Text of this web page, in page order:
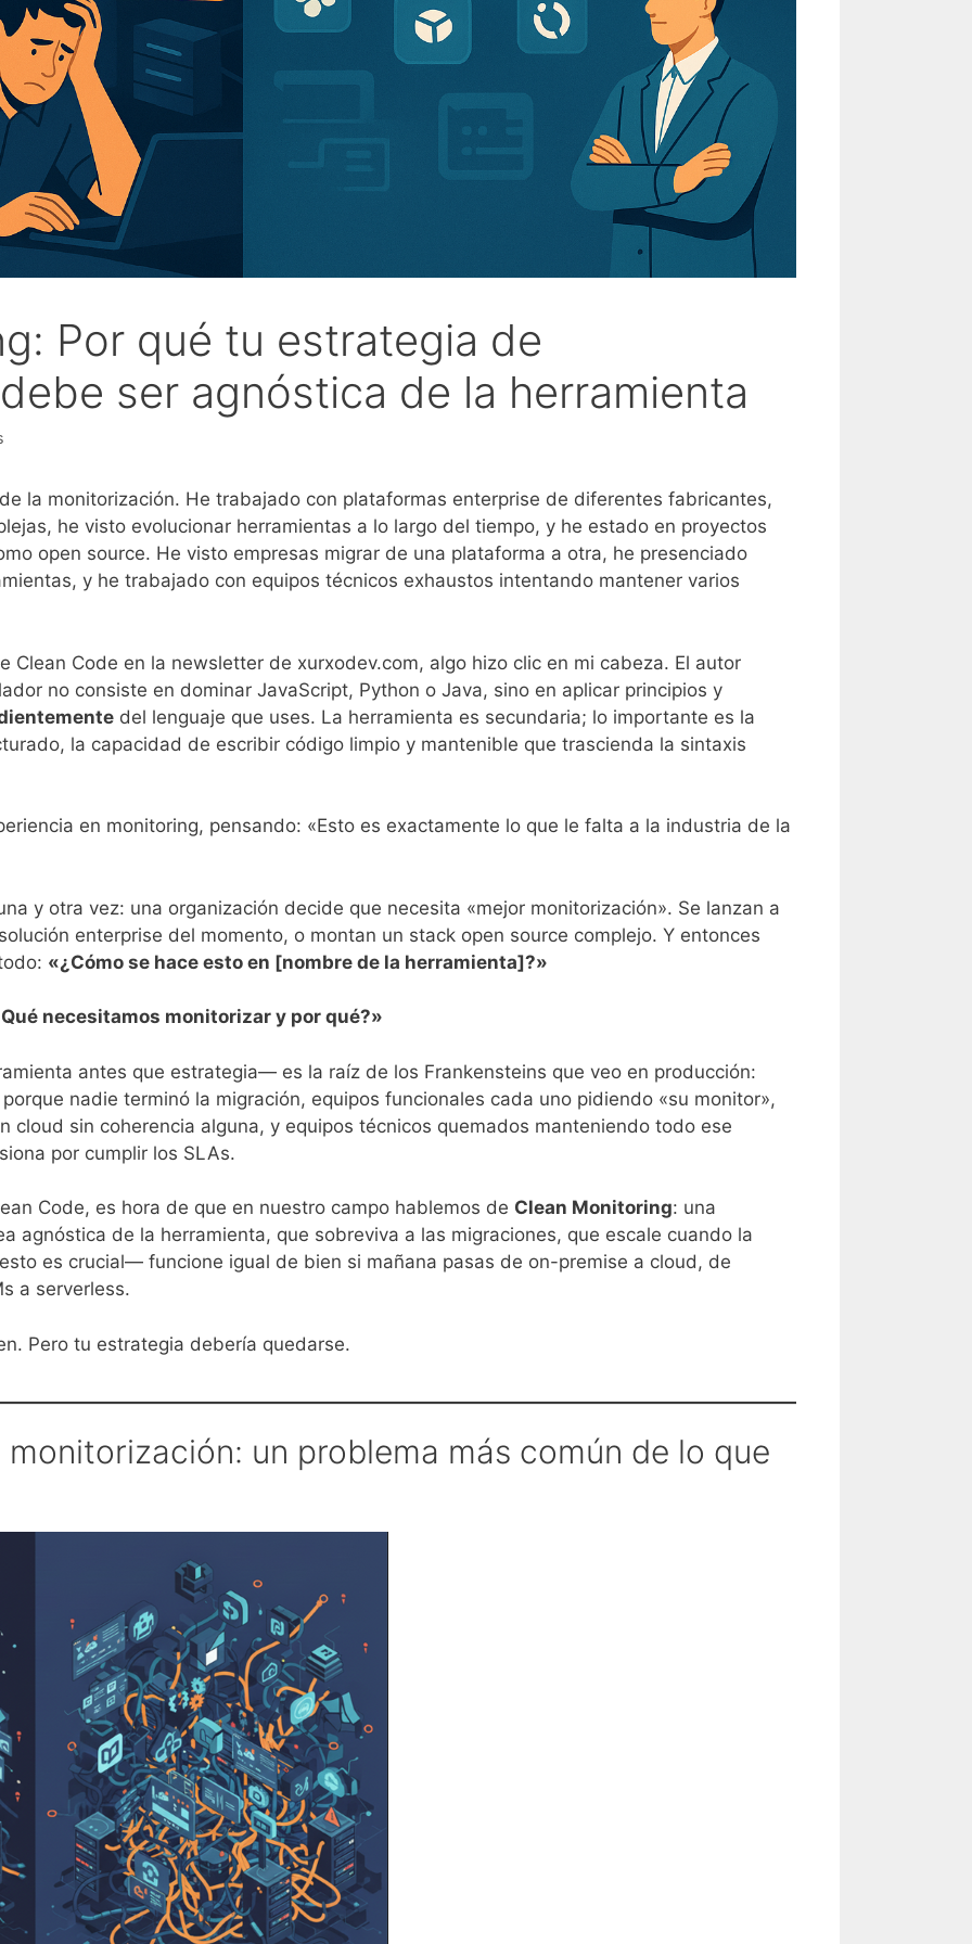
Por qué tu estrategia de
ser agnóstica de la herramienta
la monitorización. He trabajado con plataformas enterprise de diferentes fabricantes,
he visto evolucionar herramientas a lo largo del tiempo, y he estado en proyectos
open source. He visto empresas migrar de una plataforma a otra, he presenciado
y he trabajado con equipos técnicos exhaustos intentando mantener varios
Clean Code en la newsletter de xurxodev.com, algo hizo clic en mi cabeza. El autor
no consiste en dominar JavaScript, Python o Java, sino en aplicar principios y
del lenguaje que uses. La herramienta es secundaria; lo importante es la
la capacidad de escribir código limpio y mantenible que trascienda la sintaxis
en monitoring, pensando: «Esto es exactamente lo que le falta a la industria de la
y otra vez: una organización decide que necesita «mejor monitorización». Se lanzan a
enterprise del momento, o montan un stack open source complejo. Y entonces
«¿Cómo se hace esto en [nombre de la herramienta]?»
necesitamos monitorizar y por qué?»
antes que estrategia— es la raíz de los Frankensteins que veo en producción:
nadie terminó la migración, equipos funcionales cada uno pidiendo «su monitor»,
cloud sin coherencia alguna, y equipos técnicos quemados manteniendo todo ese
por cumplir los SLAs.
Code, es hora de que en nuestro campo hablemos de Clean Monitoring: una
agnóstica de la herramienta, que sobreviva a las migraciones, que escale cuando la
es crucial— funcione igual de bien si mañana pasas de on-premise a cloud, de
a serverless.
Pero tu estrategia debería quedarse.
monitorización: un problema más común de lo que